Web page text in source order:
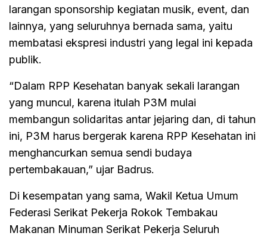
larangan sponsorship kegiatan musik, event, dan
lainnya, yang seluruhnya bernada sama, yaitu
membatasi ekspresi industri yang legal ini kepada
publik.
“Dalam RPP Kesehatan banyak sekali larangan
yang muncul, karena itulah P3M mulai
membangun solidaritas antar jejaring dan, di tahun
ini, P3M harus bergerak karena RPP Kesehatan ini
menghancurkan semua sendi budaya
pertembakauan,” ujar Badrus.
Di kesempatan yang sama, Wakil Ketua Umum
Federasi Serikat Pekerja Rokok Tembakau
Makanan Minuman Serikat Pekerja Seluruh